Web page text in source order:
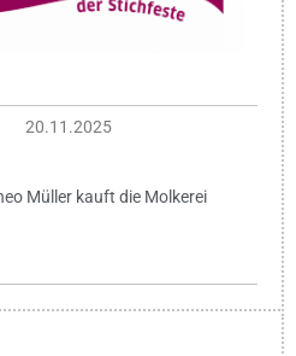
20.11.2025
Müller kauft die Molkerei